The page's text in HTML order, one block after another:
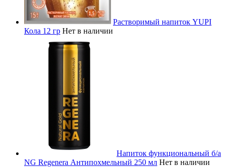
Растворимый напиток YUPI
Кола 12 гр Нет в наличии
Напиток функциональный б/а
NG Regenera Антипохмельный 250 мл Нет в наличии